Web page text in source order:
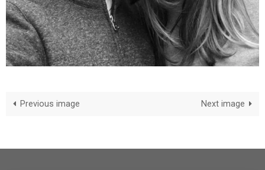
Previous image Next image